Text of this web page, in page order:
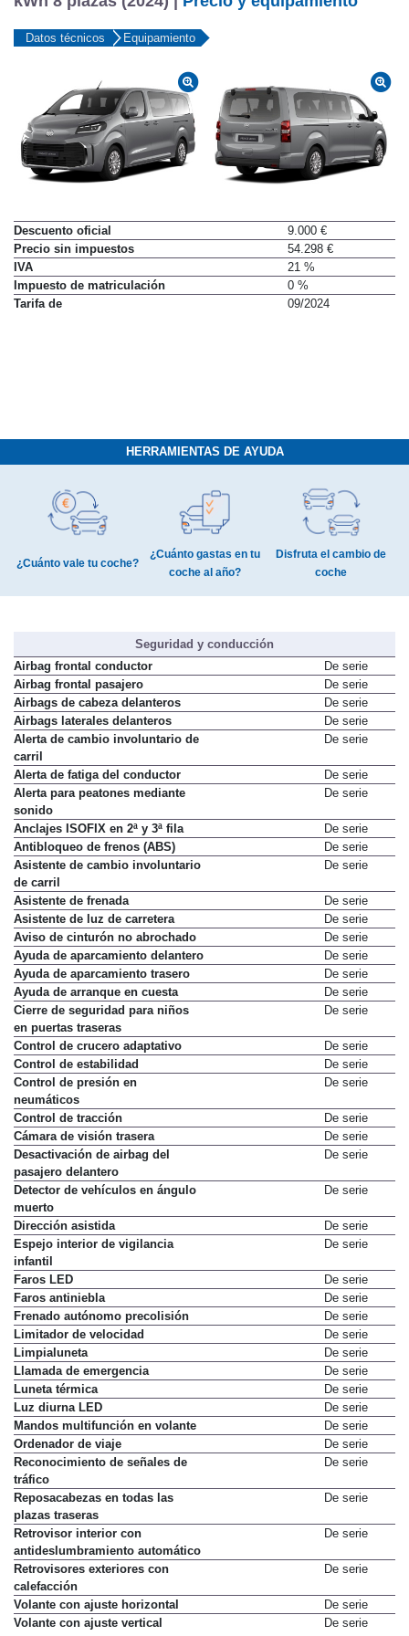
Datos técnicos Equipamiento
Descuento oficial
9.000 €
Precio sin impuestos
54.298 €
IVA
21 %
Impuesto de matriculación
0 %
Tarifa de
09/2024
HERRAMIENTAS DE AYUDA
¿Cuánto vale tu coche?
¿Cuánto gastas en tu
coche al año?
Disfruta el cambio de
coche
Seguridad y conducción
Airbag frontal conductor
De serie
Airbag frontal pasajero
De serie
Airbags de cabeza delanteros
De serie
Airbags laterales delanteros
De serie
Alerta de cambio involuntario de
carril
De serie
Alerta de fatiga del conductor
De serie
Alerta para peatones mediante
sonido
De serie
Anclajes ISOFIX en 2ª y 3ª fila
De serie
Antibloqueo de frenos (ABS)
De serie
Asistente de cambio involuntario
de carril
De serie
Asistente de frenada
De serie
Asistente de luz de carretera
De serie
Aviso de cinturón no abrochado
De serie
Ayuda de aparcamiento delantero
De serie
Ayuda de aparcamiento trasero
De serie
Ayuda de arranque en cuesta
De serie
Cierre de seguridad para niños
en puertas traseras
De serie
Control de crucero adaptativo
De serie
Control de estabilidad
De serie
Control de presión en
neumáticos
De serie
Control de tracción
De serie
Cámara de visión trasera
De serie
Desactivación de airbag del
pasajero delantero
De serie
Detector de vehículos en ángulo
muerto
De serie
Dirección asistida
De serie
Espejo interior de vigilancia
infantil
De serie
Faros LED
De serie
Faros antiniebla
De serie
Frenado autónomo precolisión
De serie
Limitador de velocidad
De serie
Limpialuneta
De serie
Llamada de emergencia
De serie
Luneta térmica
De serie
Luz diurna LED
De serie
Mandos multifunción en volante
De serie
Ordenador de viaje
De serie
Reconocimiento de señales de
tráfico
De serie
Reposacabezas en todas las
plazas traseras
De serie
Retrovisor interior con
antideslumbramiento automático
De serie
Retrovisores exteriores con
calefacción
De serie
Volante con ajuste horizontal
De serie
Volante con ajuste vertical
De serie